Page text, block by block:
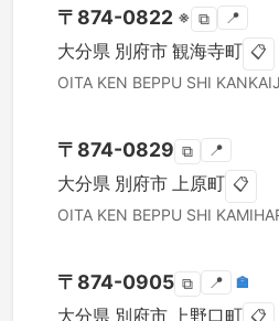
〒 874-0822 ※ ⧉ 📍
大分県 別府市 観海寺町 📋
OITA KEN BEPPU SHI
〒 874-0829 ⧉ 📍
大分県 別府市 上原町 📋
OITA KEN BEPPU SHI
〒 874-0905 ⧉ 📍 🏣
大分県 別府市 上野口町 📋